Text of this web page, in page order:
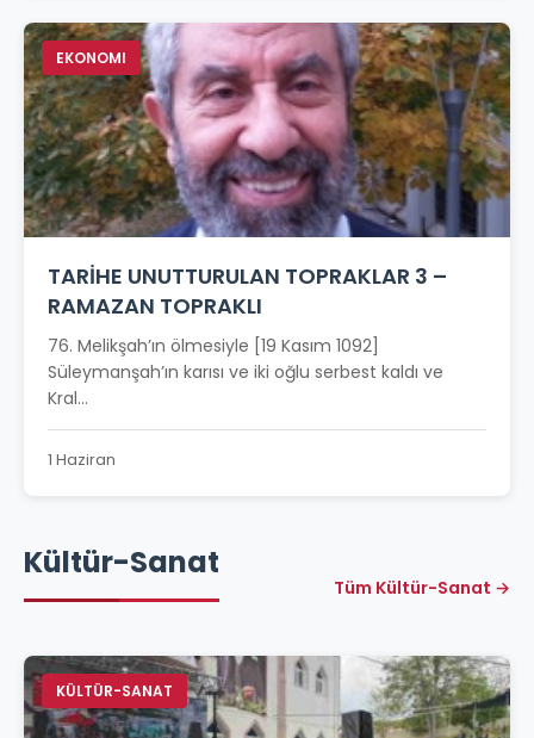
EKONOMI
TARİHE UNUTTURULAN TOPRAKLAR 3 –
RAMAZAN TOPRAKLI
76. Melikşah’ın ölmesiyle [19 Kasım 1092]
Süleymanşah’ın karısı ve iki oğlu serbest kaldı ve
Kral...
1 Haziran
Kültür-Sanat
Tüm Kültür-Sanat →
KÜLTÜR-SANAT